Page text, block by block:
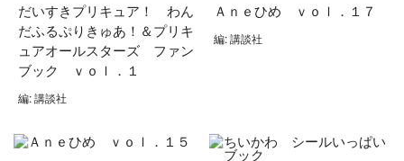
だいすきプリキュア！ わん
だふるぷりきゅあ！＆プリキ
ュアオールスターズ ファン
ブック ｖｏｌ．１
編: 講談社
Ａｎｅひめ ｖｏｌ．１７
編: 講談社